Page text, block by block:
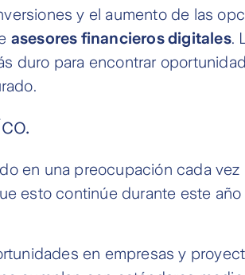
y el aumento de las
asesores financieros digitales.
duro para encontrar
en una preocupación cada vez
esto continúe durante este año
en empresas y